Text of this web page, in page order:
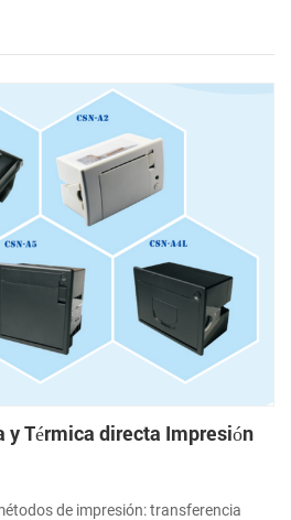
incluyendo Pc, Mac, Chrome,
Productos detalles: Impresión
Impresión Velocidad Max
y Térmica directa Impresión
de impresión: transferencia